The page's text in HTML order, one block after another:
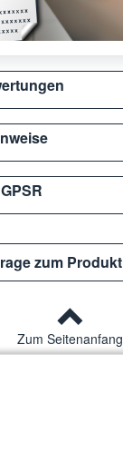
zum
Zum Seitenanfang